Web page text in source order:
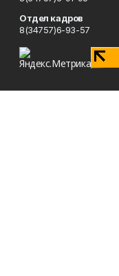
Отдел кадров
8(34757)6-93-57